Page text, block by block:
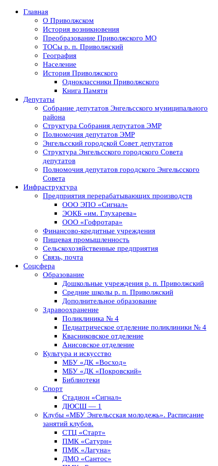
Главная
О Приволжском
История возникновения
Преобразование Приволжского МО
ТОСы р. п. Приволжский
География
Население
История Приволжского
Одноклассники Приволжского
Книга Памяти
Депутаты
Собрание депутатов Энгельсского муниципального
района
Структура Собрания депутатов ЭМР
Полномочия депутатов ЭМР
Энгельсский городской Совет депутатов
Структура Энгельсского городского Совета
депутатов
Полномочия депутатов городского Энгельсского
Совета
Инфраструктура
Предприятия перерабатывающих производств
ООО ЭПО «Сигнал»
ЭОКБ «им. Глухарева»
ООО «Гофротара»
Финансово-кредитные учреждения
Пищевая промышленность
Сельскохозяйственные предприятия
Связь, почта
Соцсфера
Образование
Дошкольные учреждения р. п. Приволжский
Средние школы р. п. Приволжский
Дополнительное образование
Здравоохранение
Поликлиника № 4
Педиатрическое отделение поликлиники № 4
Квасниковское отделение
Анисовское отделение
Культура и искусство
МБУ «ДК «Восход»
МБУ «ДК «Покровский»
Библиотеки
Спорт
Стадион «Сигнал»
ДЮСШ — 1
Клубы «МБУ Энгельсская молодежь». Расписание
занятий клубов.
СТЦ «Старт»
ПМК «Сатурн»
ПМК «Лагуна»
ДМО «Сантос»